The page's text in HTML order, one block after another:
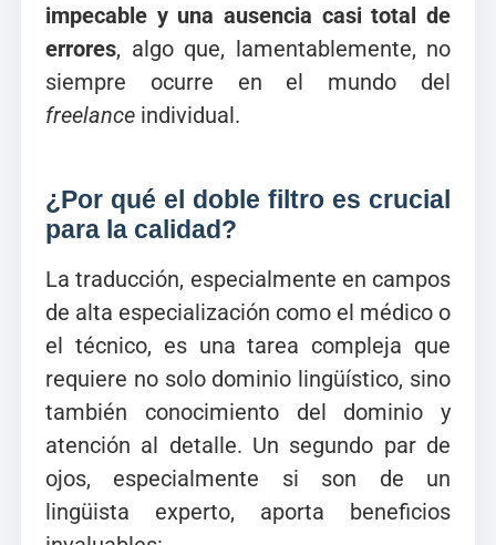
impecable y una ausencia casi total de
errores, algo que, lamentablemente, no
siempre ocurre en el mundo del
freelance individual.
¿Por qué el doble filtro es crucial
para la calidad?
La traducción, especialmente en campos
de alta especialización como el médico o
el técnico, es una tarea compleja que
requiere no solo dominio lingüístico, sino
también conocimiento del dominio y
atención al detalle. Un segundo par de
ojos, especialmente si son de un
lingüista experto, aporta beneficios